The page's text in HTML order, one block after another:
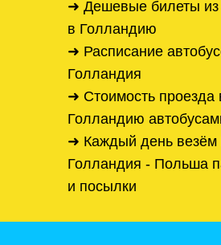
➜ Дешевые билеты
в Голландию
➜ Расписание
Голландия
➜ Стоимость проезда
Голландию
➜ Каждый день
Голландия - Польша
и посылки